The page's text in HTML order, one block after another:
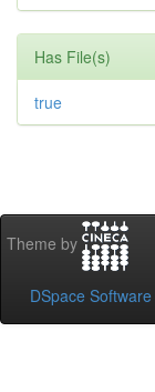
Has File(s)
true
Theme by
DSpace Software